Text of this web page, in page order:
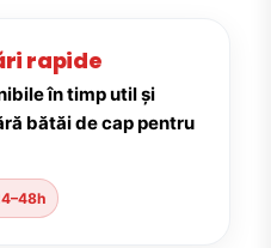
rapide
în timp util și
bătăi de cap pentru